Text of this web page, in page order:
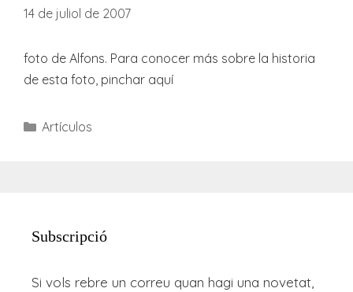
14 de juliol de 2007
foto de Alfons. Para conocer más sobre la historia
de esta foto, pinchar aquí
Categories
Artículos
Subscripció
Si vols rebre un correu quan hagi una novetat,